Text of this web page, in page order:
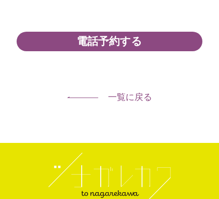
電話予約する
一覧に戻る